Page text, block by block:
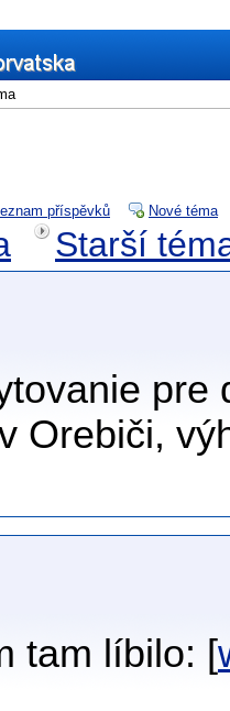
příspěvků Nové téma
Starší
pre
Orebiči,
tam líbilo: [